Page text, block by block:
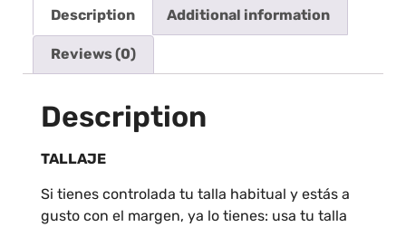
Description Additional information
Reviews (0)
Description
TALLAJE
Si tienes controlada tu talla habitual y estás a
gusto con el margen, ya lo tienes: usa tu talla